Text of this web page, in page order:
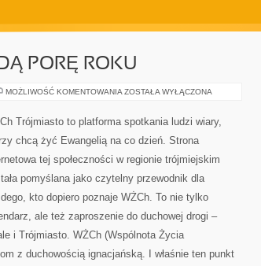
PORĘ ROKU
MOŻLIWOŚĆ KOMENTOWANIA POMORSKIE
PORĘ
ROKU
ZOSTAŁA WYŁĄCZONA
Trójmiasto to platforma spotkania ludzi wiary,
chcą żyć Ewangelią na co dzień. Strona
tej społeczności w regionie trójmiejskim
pomyślana jako czytelny przewodnik dla
kto dopiero poznaje WŻCh. To nie tylko
ale też zaproszenie do duchowej drogi –
i Trójmiasto. WŻCh (Wspólnota Życia
z duchowością ignacjańską. I właśnie ten punkt